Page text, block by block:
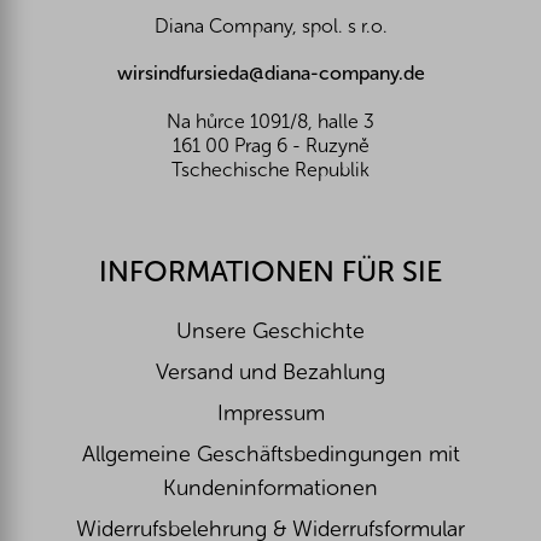
Diana Company, spol. s r.o.
wirsindfursieda@diana-company.de
Na hůrce 1091/8, halle 3
161 00 Prag 6 - Ruzyně
Tschechische Republik
INFORMATIONEN FÜR SIE
Unsere Geschichte
Versand und Bezahlung
Impressum
Allgemeine Geschäftsbedingungen mit
Kundeninformationen
Widerrufsbelehrung & Widerrufsformular